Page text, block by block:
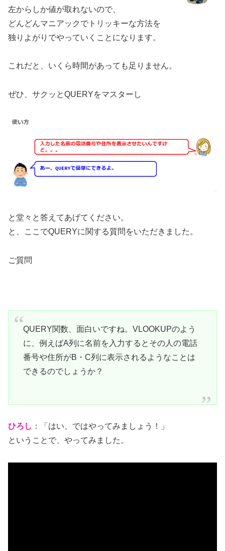
左からしか値が取れないので、
どんどんマニアックでトリッキーな方法を
独りよがりでやっていくことになります。
これだと、いくら時間があっても足りません。
ぜひ、サクッとQUERYをマスターし
と堂々と答えてあげてください。
と、ここでQUERYに関する質問をいただきました。
ご質問
QUERY関数、面白いですね。VLOOKUPのよう
に、例えばA列に名前を入力するとその人の電話
番号や住所がB・C列に表示されるようなことは
できるのでしょうか？
ひろし ：「はい、ではやってみましょう！」
ということで、やってみました。